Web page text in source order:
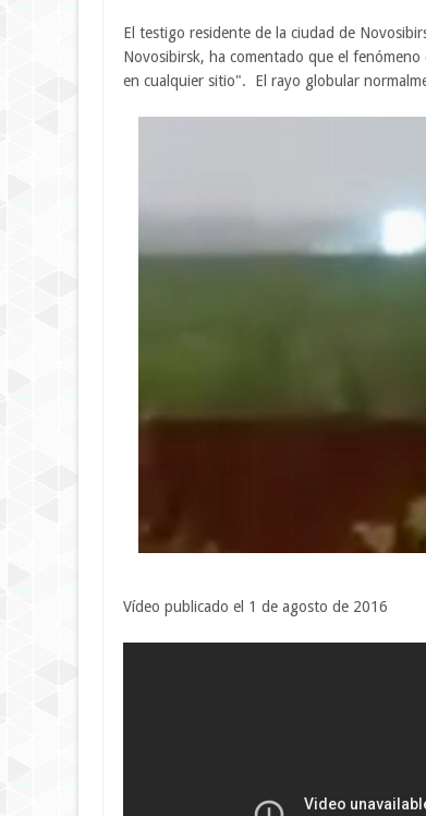
El testigo residente de la ciudad de
Novosibirsk, ha comentado que el
en cualquier sitio". El rayo globular
Vídeo publicado el 1 de agosto de 2016